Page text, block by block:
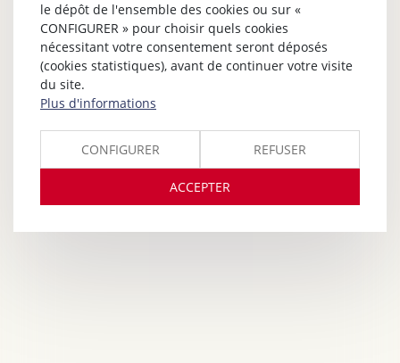
le dépôt de l'ensemble des cookies ou sur «
CONFIGURER » pour choisir quels cookies
nécessitant votre consentement seront déposés
(cookies statistiques), avant de continuer votre visite
du site.
Plus d'informations
CONFIGURER REFUSER
ACCEPTER